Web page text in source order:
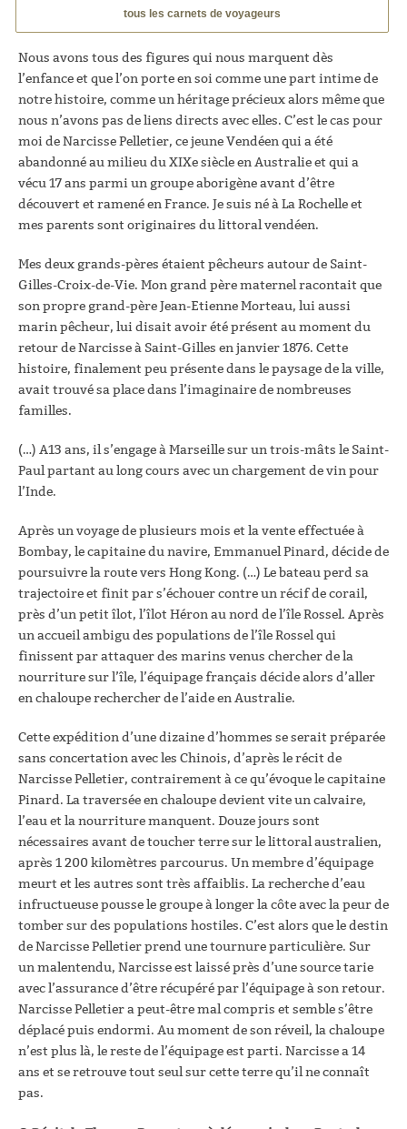
tous les carnets de voyageurs
Nous avons tous des figures qui nous marquent dès
l’enfance et que l’on porte en soi comme une part intime de
notre histoire, comme un héritage précieux alors même que
nous n’avons pas de liens directs avec elles. C’est le cas pour
moi de Narcisse Pelletier, ce jeune Vendéen qui a été
abandonné au milieu du XIXe siècle en Australie et qui a
vécu 17 ans parmi un groupe aborigène avant d’être
découvert et ramené en France. Je suis né à La Rochelle et
mes parents sont originaires du littoral vendéen.
Mes deux grands-pères étaient pêcheurs autour de Saint-
Gilles-Croix-de-Vie. Mon grand père maternel racontait que
son propre grand-père Jean-Etienne Morteau, lui aussi
marin pêcheur, lui disait avoir été présent au moment du
retour de Narcisse à Saint-Gilles en janvier 1876. Cette
histoire, finalement peu présente dans le paysage de la ville,
avait trouvé sa place dans l’imaginaire de nombreuses
familles.
(…) A13 ans, il s’engage à Marseille sur un trois-mâts le Saint-
Paul partant au long cours avec un chargement de vin pour
l’Inde.
Après un voyage de plusieurs mois et la vente effectuée à
Bombay, le capitaine du navire, Emmanuel Pinard, décide de
poursuivre la route vers Hong Kong. (…) Le bateau perd sa
trajectoire et finit par s’échouer contre un récif de corail,
près d’un petit îlot, l’îlot Héron au nord de l’île Rossel. Après
un accueil ambigu des populations de l’île Rossel qui
finissent par attaquer des marins venus chercher de la
nourriture sur l’île, l’équipage français décide alors d’aller
en chaloupe rechercher de l’aide en Australie.
Cette expédition d’une dizaine d’hommes se serait préparée
sans concertation avec les Chinois, d’après le récit de
Narcisse Pelletier, contrairement à ce qu’évoque le capitaine
Pinard. La traversée en chaloupe devient vite un calvaire,
l’eau et la nourriture manquent. Douze jours sont
nécessaires avant de toucher terre sur le littoral australien,
après 1 200 kilomètres parcourus. Un membre d’équipage
meurt et les autres sont très affaiblis. La recherche d’eau
infructueuse pousse le groupe à longer la côte avec la peur de
tomber sur des populations hostiles. C’est alors que le destin
de Narcisse Pelletier prend une tournure particulière. Sur
un malentendu, Narcisse est laissé près d’une source tarie
avec l’assurance d’être récupéré par l’équipage à son retour.
Narcisse Pelletier a peut-être mal compris et semble s’être
déplacé puis endormi. Au moment de son réveil, la chaloupe
n’est plus là, le reste de l’équipage est parti. Narcisse a 14
ans et se retrouve tout seul sur cette terre qu’il ne connaît
pas.